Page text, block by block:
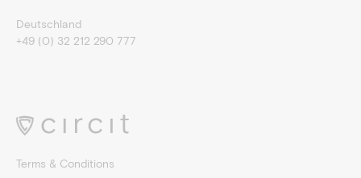
Deutschland
+49 (0) 32 212 290 777
Terms & Conditions